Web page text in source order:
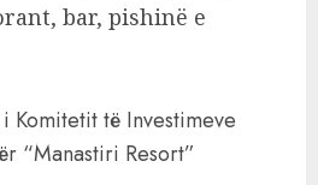
bar, pishinë e
Komitetit të Investimeve
“Manastiri Resort”